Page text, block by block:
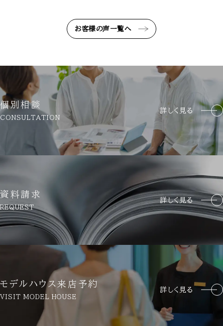
お客様の声一覧へ
個別相談
CONSULTATION
詳しく見る
資料請求
REQUEST
詳しく見る
モデルハウス来店予約
VISIT MODEL HOUSE
詳しく見る